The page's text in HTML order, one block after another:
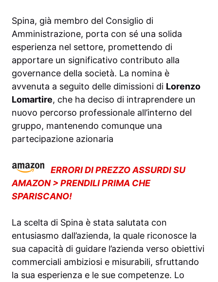
Spina, già membro del Consiglio di
Amministrazione, porta con sé una solida
esperienza nel settore, promettendo di
apportare un significativo contributo alla
governance della società. La nomina è
avvenuta a seguito delle dimissioni di Lorenzo
Lomartire, che ha deciso di intraprendere un
nuovo percorso professionale all’interno del
gruppo, mantenendo comunque una
partecipazione azionaria
ERRORI DI PREZZO ASSURDI SU
AMAZON > PRENDILI PRIMA CHE
SPARISCANO!
La scelta di Spina è stata salutata con
entusiasmo dall’azienda, la quale riconosce la
sua capacità di guidare l’azienda verso obiettivi
commerciali ambiziosi e misurabili, sfruttando
la sua esperienza e le sue competenze. Lo